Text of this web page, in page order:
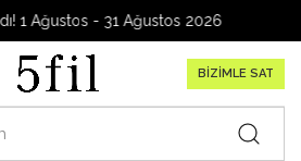
- 31 Ağustos 2026
BİZİMLE SAT